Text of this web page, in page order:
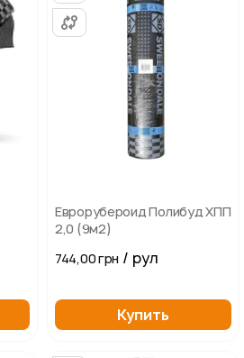
Еврорубероид Полибуд ХПП
2,0 (9м2)
744,00 грн / рул
Купить